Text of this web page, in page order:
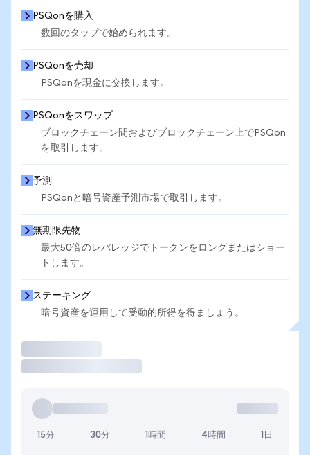
PSQonを購入
数回のタップで始められます。
PSQonを売却
PSQonを現金に交換します。
PSQonをスワップ
ブロックチェーン間およびブロックチェーン上でPSQon
を取引します。
予測
PSQonと暗号資産予測市場で取引します。
無期限先物
最大50倍のレバレッジでトークンをロングまたはショー
トします。
ステーキング
暗号資産を運用して受動的所得を得ましょう。
15分 30分 1時間 4時間 1日